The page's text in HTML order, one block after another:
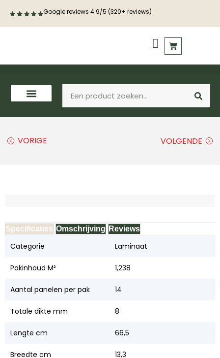
Google reviews 4.9/5 (320+ reviews)
VORIGE VOLGENDE
Specificaties Omschrijving Reviews
Categorie Laminaat
Pakinhoud M² 1,238
Aantal panelen per pak 14
Totale dikte mm 8
Lengte cm 66,5
Breedte cm 13,3